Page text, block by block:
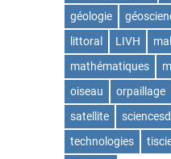
géologie
littoral
LIVH
mathématiques
oiseau
orpaillage
satellite
technologies